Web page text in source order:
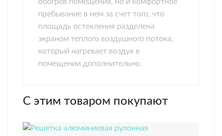
пребывание в нем за счет того, что
площадь остекления разделена
экраном теплого воздушного потока,
который нагревает воздух в
помещении дополнительно.
С этим товаром покупают